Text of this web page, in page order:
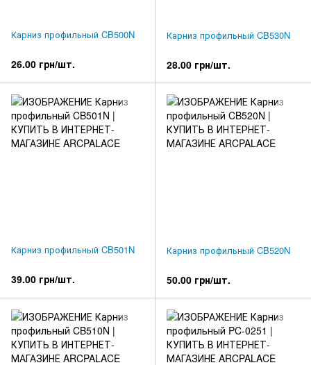
Карниз профильный CB500N
26.00 грн/шт.
Карниз профильный CB530N
28.00 грн/шт.
Карниз профильный CB501N
39.00 грн/шт.
Карниз профильный CB520N
50.00 грн/шт.